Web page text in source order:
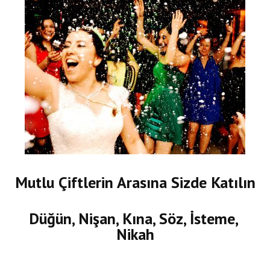
Mutlu Çiftlerin Arasına Sizde Katılın
Düğün, Nişan, Kına, Söz, İsteme,
Nikah